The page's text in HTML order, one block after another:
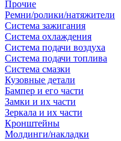
Прочие
Ремни/ролики/натяжители
Система зажигания
Система охлаждения
Система подачи воздуха
Система подачи топлива
Система смазки
Кузовные детали
Бампер и его части
Замки и их части
Зеркала и их части
Кронштейны
Молдинги/накладки